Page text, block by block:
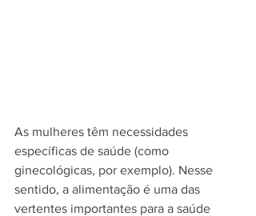
As mulheres têm necessidades
específicas de saúde (como
ginecológicas, por exemplo). Nesse
sentido, a alimentação é uma das
vertentes importantes para a saúde